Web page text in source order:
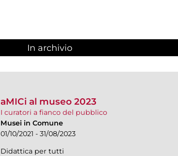
In archivio
aMICi al museo 2023
I curatori a fianco del pubblico
Musei in Comune
01/10/2021 - 31/08/2023
Didattica per tutti